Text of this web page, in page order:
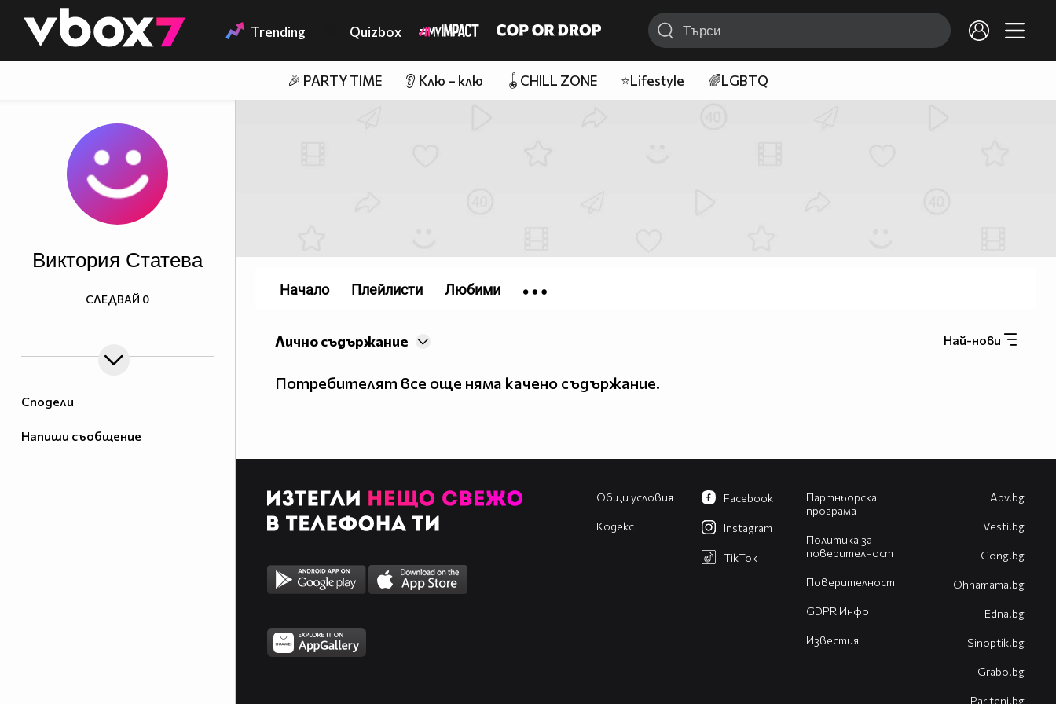
👾 Trending Quizbox
🎉 PARTY TIME 👂 Клю – клю 🪀CHILL ZONE ⭐Lifestyle 🌈LGBTQ
Сподели
Напиши съобщение
Виктория Статева
СЛЕДВАЙ 0
Най-нови
Лично съдържание
Потребителят все още няма качено съдържание.
Начало Плейлисти Любими
Общи условия
Кодекс
Партньорска
програма
Политика за
поверителност
Поверителност
GDPR Инфо
Известия
Facebook
Instagram
TikTok
Abv.bg
Vesti.bg
Gong.bg
Оhnamama.bg
Edna.bg
Sinoptik.bg
Grabo.bg
Pariteni.bg